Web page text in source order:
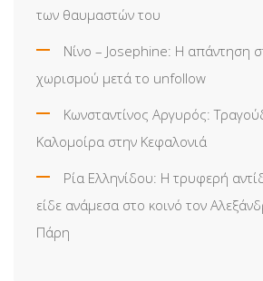
των θαυμαστών του
Νίνο – Josephine: Η απάντηση
χωρισμού μετά το unfollow
Κωνσταντίνος Αργυρός:
Καλομοίρα στην Κεφαλονιά
Ρία Ελληνίδου: H τρυφερή
είδε ανάμεσα στο κοινό τον
Πάρη